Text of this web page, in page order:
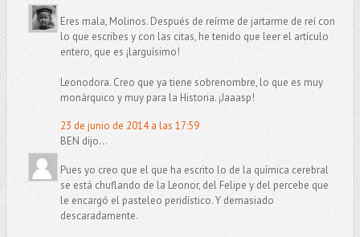
Eres mala, Molinos. Después de reírme de jartarme de reí con
lo que escribes y con las citas, he tenido que leer el artículo
entero, que es ¡larguísimo!
Leonodora. Creo que ya tiene sobrenombre, lo que es muy
monárquico y muy para la Historia. ¡Jaaasp!
23 de junio de 2014 a las 17:59
BEN dijo...
Pues yo creo que el que ha escrito lo de la química cerebral
se está chuflando de la Leonor, del Felipe y del percebe que
le encargó el pasteleo peridístico. Y demasiado
descaradamente.